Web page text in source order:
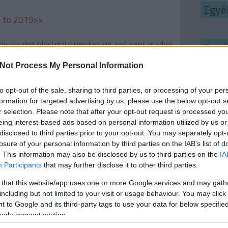
Process My Personal Information
opt-out of the sale, sharing to third parties, or processing of your
for targeted advertising by us, please use the below opt-out
selection. Please note that after your opt-out request is processed
interest-based ads based on personal information utilized by us
to third parties prior to your opt-out. You may separately
of your personal information by third parties on the IAB’s list of
This information may also be disclosed by us to third parties on the
Participants that may further disclose it to other third parties.
that this website/app uses one or more Google services and may
but not limited to your visit or usage behaviour. You may
to Google and its third-party tags to use your data for below
consent section.
to 2019>>
electricity production and spot market
nemcsak helyi, de regionális és globális
alapja, mely a környezetvédelmi hasznok
jelentősen növelni fogja. Azonban, mivel a
EU régiói között nem egyenlően oszlik meg, a
gazdasági és társadalmi negatív hatásokat
a szénrégiókban, ahol a szénszektor
játszott szerepe is jelenős, a kapacitások
régió gazdaságát, és ebből fakadóan a helyi
Miben rejlik tehát a megoldás? A
az Energiaklub podcastjében, az
Győri Kata szakértőnkkel.